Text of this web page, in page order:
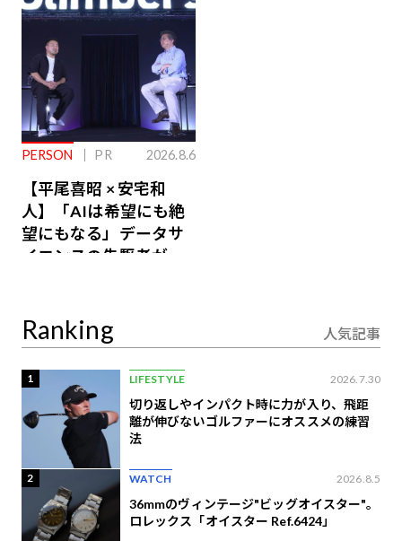
PERSON PR 2026.8.6
【平尾喜昭 × 安宅和
人】「AIは希望にも絶
望にもなる」データサ
イエンスの先駆者が語
Ranking 人気記事
1 LIFESTYLE 2026.7.30
切り返しやインパクト時に力が入り、飛距
離が伸びないゴルファーにオススメの練習
法
2 WATCH 2026.8.5
36mmのヴィンテージ"ビッグオイスター"。
ロレックス「オイスター Ref.6424」